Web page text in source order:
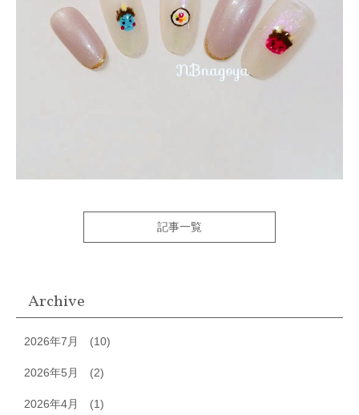
記事一覧
Archive
2026年7月 (10)
2026年5月 (2)
2026年4月 (1)